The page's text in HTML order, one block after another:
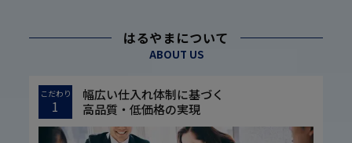
はるやまについて
ABOUT US
こだわり
1
幅広い仕入れ体制に基づく
高品質・低価格の実現